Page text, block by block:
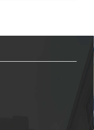
ΠΟΙΟΤΗΤΑΣ
ΦΟΙΤΗΤΕΣ